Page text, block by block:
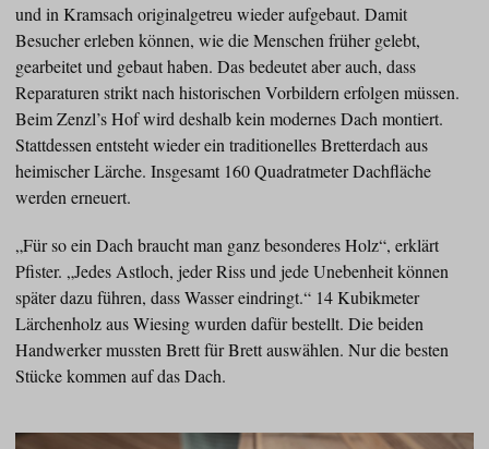
und in Kramsach originalgetreu wieder aufgebaut. Damit
Besucher erleben können, wie die Menschen früher gelebt,
gearbeitet und gebaut haben. Das bedeutet aber auch, dass
Reparaturen strikt nach historischen Vorbildern erfolgen müssen.
Beim Zenzl’s Hof wird deshalb kein modernes Dach montiert.
Stattdessen entsteht wieder ein traditionelles Bretterdach aus
heimischer Lärche. Insgesamt 160 Quadratmeter Dachfläche
werden erneuert.
„Für so ein Dach braucht man ganz besonderes Holz“, erklärt
Pfister. „Jedes Astloch, jeder Riss und jede Unebenheit können
später dazu führen, dass Wasser eindringt.“ 14 Kubikmeter
Lärchenholz aus Wiesing wurden dafür bestellt. Die beiden
Handwerker mussten Brett für Brett auswählen. Nur die besten
Stücke kommen auf das Dach.